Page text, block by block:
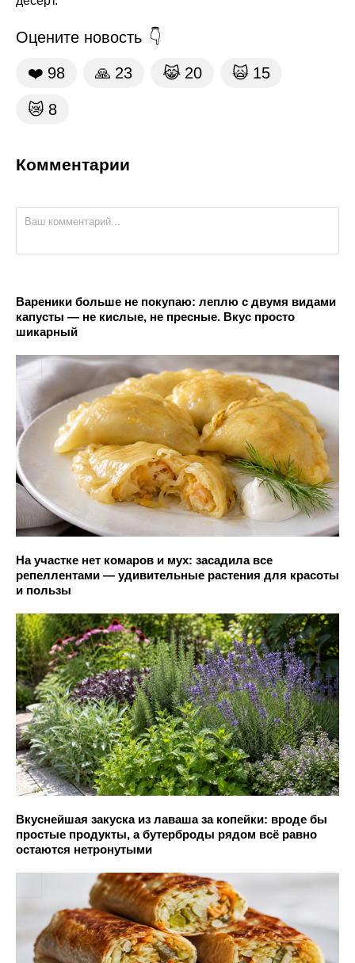
Оцените новость
❤️ 98 🙏 23 😹 20 🙀 15
😿 8
Комментарии
Вареники больше не покупаю: леплю с двумя видами
капусты — не кислые, не пресные. Вкус просто
шикарный
На участке нет комаров и мух: засадила все
репеллентами — удивительные растения для красоты
и пользы
Вкуснейшая закуска из лаваша за копейки: вроде бы
простые продукты, а бутерброды рядом всё равно
остаются нетронутыми